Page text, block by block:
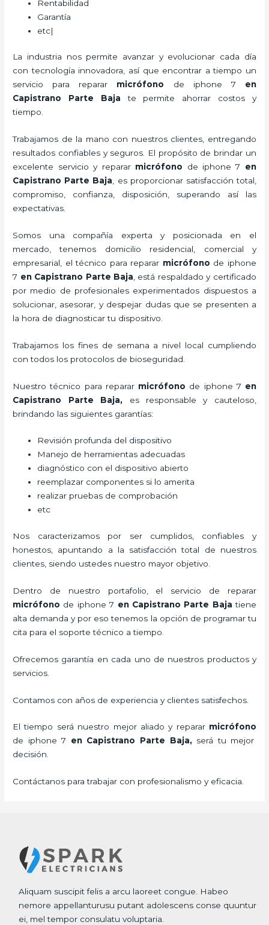
Rentabilidad
Garantía
etc|
La industria nos permite avanzar y evolucionar cada día
con tecnología innovadora, así que encontrar a tiempo un
servicio para reparar micrófono de iphone 7 en
Capistrano Parte Baja te permite ahorrar costos y
tiempo.
Trabajamos de la mano con nuestros clientes, entregando
resultados confiables y seguros. El propósito de brindar un
excelente servicio y reparar micrófono de iphone 7 en
Capistrano Parte Baja , es proporcionar satisfacción total,
compromiso, confianza, disposición, superando así las
expectativas.
Somos una compañía experta y posicionada en el
mercado, tenemos domicilio residencial, comercial y
empresarial, el técnico para reparar micrófono de iphone
7 en Capistrano Parte Baja , está respaldado y certificado
por medio de profesionales experimentados dispuestos a
solucionar, asesorar, y despejar dudas que se presenten a
la hora de diagnosticar tu dispositivo.
Trabajamos los fines de semana a nivel local cumpliendo
con todos los protocolos de bioseguridad.
Nuestro técnico para reparar micrófono de iphone 7 en
Capistrano Parte Baja, es responsable y cauteloso,
brindando las siguientes garantías:
Revisión profunda del dispositivo
Manejo de herramientas adecuadas
diagnóstico con el dispositivo abierto
reemplazar componentes si lo amerita
realizar pruebas de comprobación
etc
Nos caracterizamos por ser cumplidos, confiables y
honestos, apuntando a la satisfacción total de nuestros
clientes, siendo ustedes nuestro mayor objetivo.
Dentro de nuestro portafolio, el servicio de reparar
micrófono de iphone 7 en Capistrano Parte Baja tiene
alta demanda y por eso tenemos la opción de programar tu
cita para el soporte técnico a tiempo.
Ofrecemos garantía en cada uno de nuestros productos y
servicios.
Contamos con años de experiencia y clientes satisfechos.
El tiempo será nuestro mejor aliado y reparar micrófono
de iphone 7 en Capistrano Parte Baja, será tu mejor
decisión.
Contáctanos para trabajar con profesionalismo y eficacia.
Aliquam suscipit felis a arcu laoreet congue. Habeo
nemore appellanturusu putant adolescens conse quuntur
ei, mel tempor consulatu voluptaria.